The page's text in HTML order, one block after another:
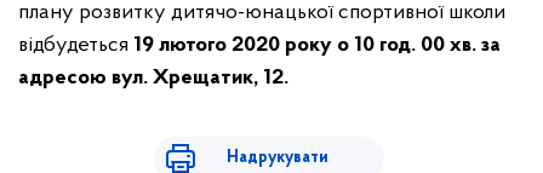
плану розвитку дитячо-юнацької спортивної школи
відбудеться 19 лютого 2020 року о 10 год. 00 хв. за
адресою вул. Хрещатик, 12.
Надрукувати